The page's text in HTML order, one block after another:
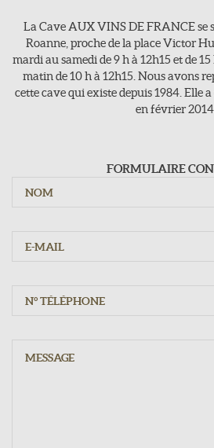
>118, rue Mulsant - 42300
E-Mail : vins-de-
Tel : 04 77 71 16 63
La Cave AUX VINS DE FRANCE se
Roanne, proche de la place Victor
mardi au samedi de 9 h à 12h15 et de
matin de 10 h à 12h15. Nous avons
cette cave qui existe depuis 1984. Elle
en février 2014.
FORMULAIRE